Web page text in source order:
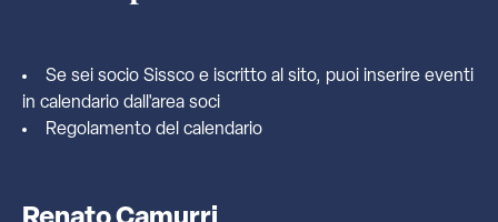
Se sei socio Sissco e iscritto al sito, puoi inserire eventi
in calendario dall'area soci
Regolamento del calendario